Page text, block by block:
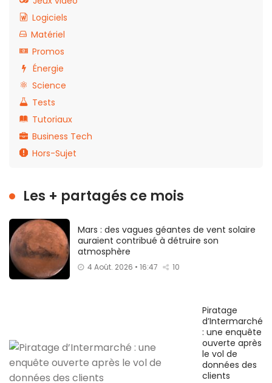
Logiciels
Matériel
Promos
Énergie
Science
Tests
Tutoriaux
Business Tech
Hors-Sujet
Les + partagés ce mois
Mars : des vagues géantes de vent solaire
auraient contribué à détruire son
atmosphère
4 Août. 2026 • 16:47 10
Piratage
d’Intermarché
: une enquête
ouverte après
le vol de
données des
clients